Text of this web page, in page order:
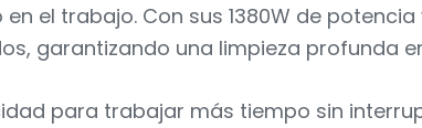
el trabajo. Con sus 1380W de
garantizando una limpieza profunda
para trabajar más tiempo sin